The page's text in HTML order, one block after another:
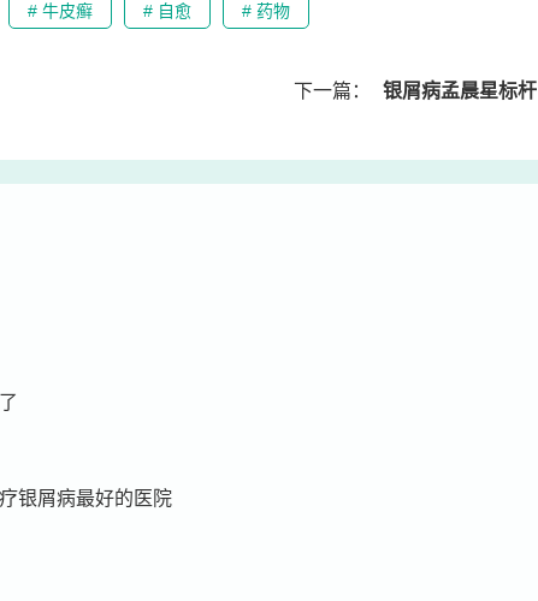
# 牛皮癣 # 自愈 # 药物
下一篇： 银屑病孟晨星标杆
银屑病最好的医院